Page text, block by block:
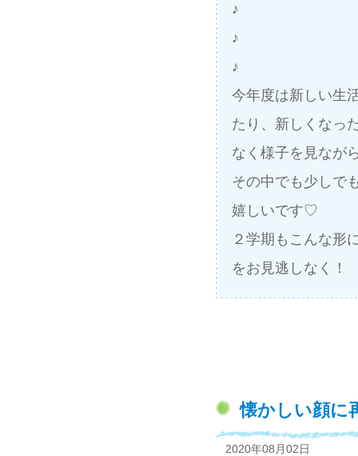
♪
♪
♪
今年度は新しい生
たり、新しくなっ
なく様子を見なが
その中でも少しで
嬉しいです♡
２学期もこんな形
をお見逃しなく！
懐かしい顔に
2020年08月02日